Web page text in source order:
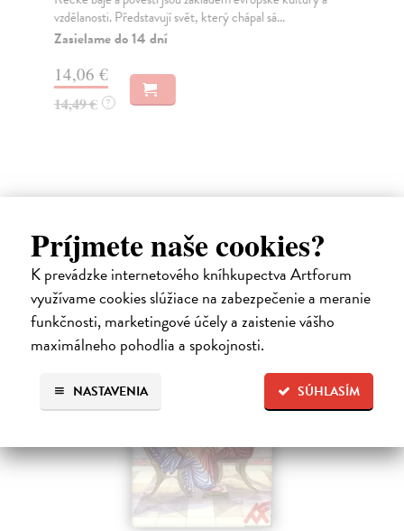
Príjmete naše cookies?
K prevádzke internetového kníhkupectva Artforum
využívame cookies slúžiace na zabezpečenie a meranie
funkčnosti, marketingové účely a zaistenie vášho
maximálneho pohodlia a spokojnosti.
SÚHLASÍM
NASTAVENIA
vzdělanosti. Představují svět, který chápal sá...
Zasielame do 14 dní
14,06 €
14,49 € ?
Ďalšie z kategórie mýty, báje a
povesti